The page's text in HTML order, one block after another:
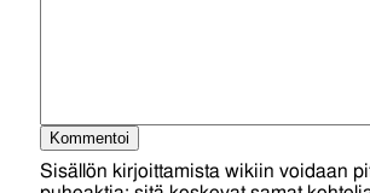
Sisällön kirjoittamista wikiin voidaan